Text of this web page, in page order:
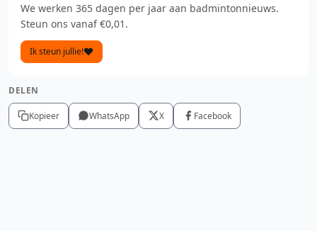
We werken 365 dagen per jaar aan badmintonnieuws.
Steun ons vanaf €0,01.
Ik steun jullie!
DELEN
Kopieer WhatsApp X Facebook